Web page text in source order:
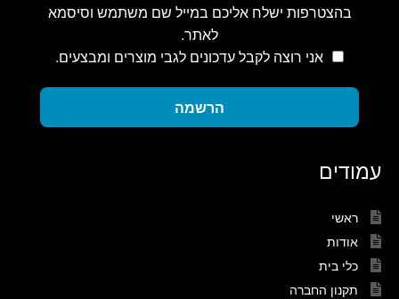
בהצטרפות ישלח אליכם במייל שם משתמש וסיסמא
לאתר.
אני רוצה לקבל עדכונים לגבי מוצרים ומבצעים.
הרשמה
עמודים
ראשי
אודות
כלי בית
תקנון החברה